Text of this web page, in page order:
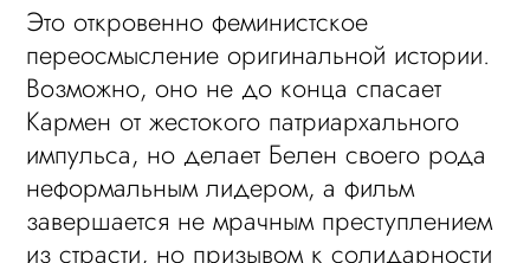
Это откровенно феминистское
переосмысление оригинальной истории.
Возможно, оно не до конца спасает
Кармен от жестокого патриархального
импульса, но делает Белен своего рода
неформальным лидером, а фильм
завершается не мрачным преступлением
из страсти, но призывом к солидарности